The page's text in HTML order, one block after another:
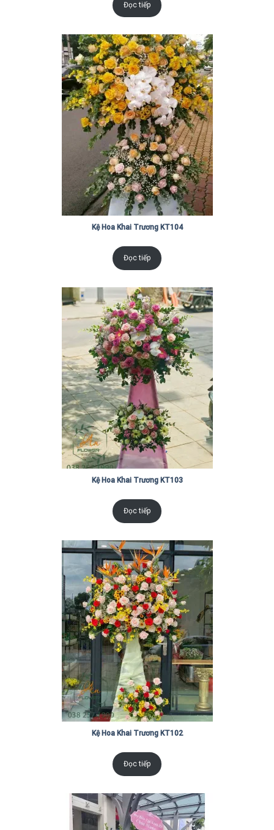
Đọc tiếp
Kệ Hoa Khai Trương KT104
Đọc tiếp
Kệ Hoa Khai Trương KT103
Đọc tiếp
Kệ Hoa Khai Trương KT102
Đọc tiếp